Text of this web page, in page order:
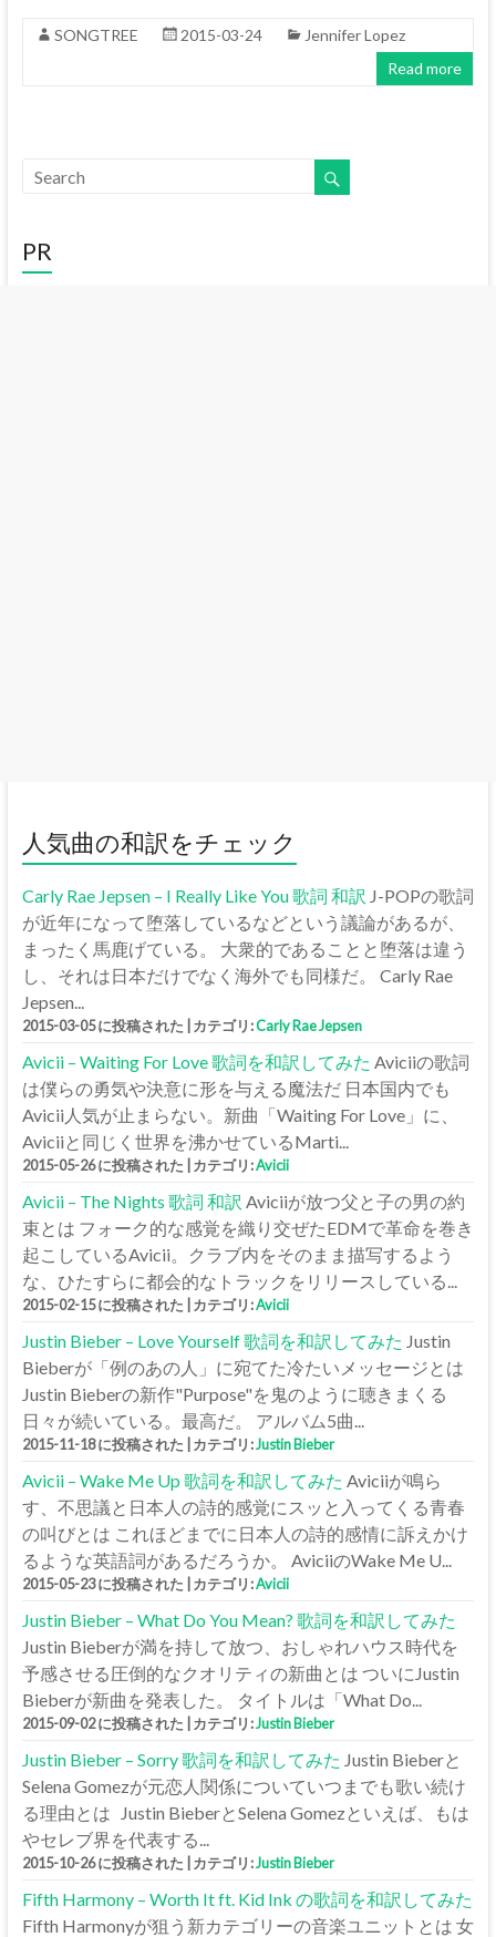
SONGTREE 2015-03-24
Jennifer Lopez
Read more
PR
人気曲の和訳をチェック
Carly Rae Jepsen – I Really Like You 歌詞 和訳 J-POPの歌詞
が近年になって堕落しているなどという議論があるが、
まったく馬鹿げている。 大衆的であることと堕落は違う
し、それは日本だけでなく海外でも同様だ。 Carly Rae
Jepsen...
2015-03-05 に投稿された カテゴリ:Carly Rae Jepsen
Avicii – Waiting For Love 歌詞を和訳してみた Aviciiの歌詞
は僕らの勇気や決意に形を与える魔法だ 日本国内でも
Avicii人気が止まらない。新曲「Waiting For Love」に、
Aviciiと同じく世界を沸かせているMarti...
2015-05-26 に投稿された カテゴリ:Avicii
Avicii – The Nights 歌詞 和訳 Aviciiが放つ父と子の男の約
束とは フォーク的な感覚を織り交ぜたEDMで革命を巻き
起こしているAvicii。クラブ内をそのまま描写するよう
な、ひたすらに都会的なトラックをリリースしている...
2015-02-15 に投稿された カテゴリ:Avicii
Justin Bieber – Love Yourself 歌詞を和訳してみた Justin
Bieberが「例のあの人」に宛てた冷たいメッセージとは
Justin Bieberの新作"Purpose"を鬼のように聴きまくる
日々が続いている。最高だ。 アルバム5曲...
2015-11-18 に投稿された カテゴリ:Justin Bieber
Avicii – Wake Me Up 歌詞を和訳してみた Aviciiが鳴ら
す、不思議と日本人の詩的感覚にスッと入ってくる青春
の叫びとは これほどまでに日本人の詩的感情に訴えかけ
るような英語詞があるだろうか。 AviciiのWake Me U...
2015-05-23 に投稿された カテゴリ:Avicii
Justin Bieber – What Do You Mean? 歌詞を和訳してみた
Justin Bieberが満を持して放つ、おしゃれハウス時代を
予感させる圧倒的なクオリティの新曲とは ついにJustin
Bieberが新曲を発表した。 タイトルは「What Do...
2015-09-02 に投稿された カテゴリ:Justin Bieber
Justin Bieber – Sorry 歌詞を和訳してみた Justin Bieberと
Selena Gomezが元恋人関係についていつまでも歌い続け
る理由とは Justin BieberとSelena Gomezといえば、もは
やセレブ界を代表する...
2015-10-26 に投稿された カテゴリ:Justin Bieber
Fifth Harmony – Worth It ft. Kid Ink の歌詞を和訳してみた
Fifth Harmonyが狙う新カテゴリーの音楽ユニットとは 女